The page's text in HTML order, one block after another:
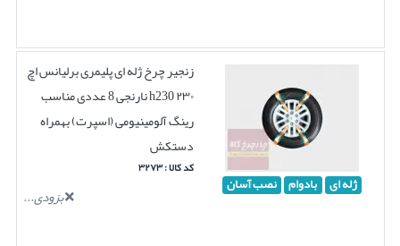
ژله ای بادوام نصب آسان
زنجیر چرخ ژله ای پلیمری برلیانس اچ
۲۳۰ h230 نارنجی 8 عددی مناسب
رینگ آلومینیومی (اسپرت) بهمراه
دستکش
کد کالا : ۳۲۷۳
بزودی...